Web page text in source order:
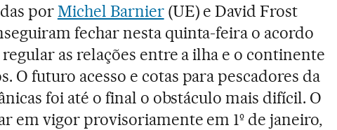
porMichel Barnier(UE) e David Frost
fechar nesta quinta-feira o acordo
as relações entre a ilha e o continente
O futuro acesso e cotas para pescadores da
foi até o final o obstáculo mais difícil. O
em vigor provisoriamente em 1º de janeiro,